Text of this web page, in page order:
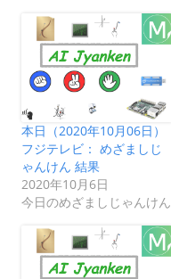
本日（2020年10月06日）
フジテレビ： めざましじ
ゃんけん 結果
2020年10月6日
今日のめざましじゃんけん